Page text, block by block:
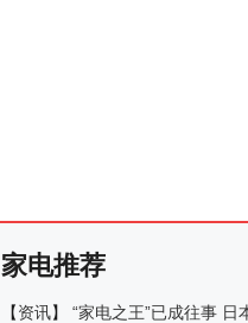
家电推荐
【资讯】
“家电之王”已成往事 日